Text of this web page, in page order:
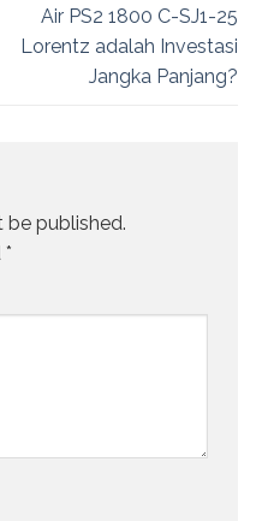
Air PS2 1800 C-SJ1-25
Lorentz adalah Investasi
Jangka Panjang?
be published.
*